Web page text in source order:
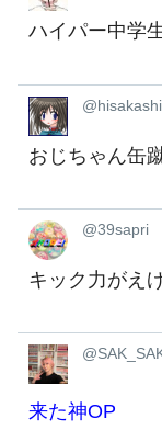
ハイパー中学
おじちゃん缶
@39sapri
キック力がえ
来た神OP